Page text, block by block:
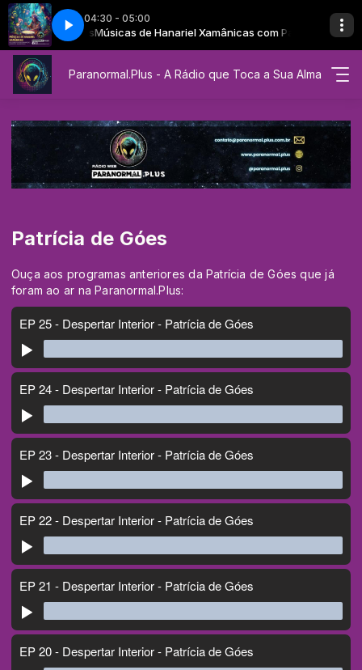
04:30 - 05:00
Músicas de Hanariel Xamânicas com Paranormal.Plus
Canto da Floresta Interior
Paranormal.Plus - A Rádio que Toca a Sua Alma
Patrícia de Góes
Ouça aos programas anteriores da Patrícia de Góes que já
foram ao ar na Paranormal.Plus: